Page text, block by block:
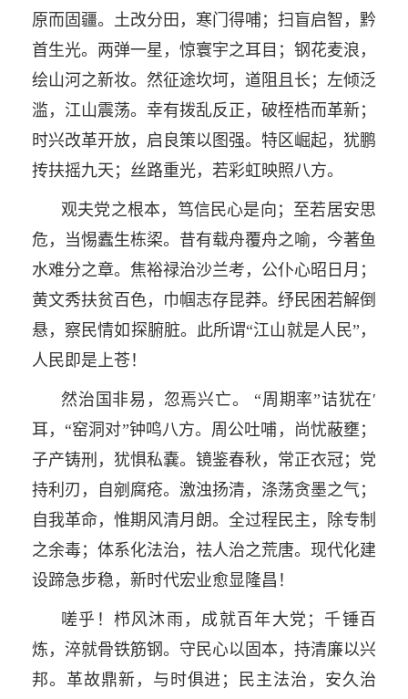
原而固疆。土改分田，寒门得哺；扫盲启智，黔
首生光。两弹一星，惊寰宇之耳目；钢花麦浪，
绘山河之新妆。然征途坎坷，道阻且长；左倾泛
滥，江山震荡。幸有拨乱反正，破桎梏而革新；
时兴改革开放，启良策以图强。特区崛起，犹鹏
抟扶摇九天；丝路重光，若彩虹映照八方。
观夫党之根本，笃信民心是向；至若居安思
危，当惕蠹生栋鿄。昔有载舟覆舟之喻，今著鱼
水难分之章。焦裕禄治沙兰考，公仆心昭日月；
黄文秀扶贫百色，巾帼志存昆莽。纾民困若解倒
悬，察民情如探腑脏。此所谓“江山就是人民”，
人民即是上苍！
然治国非易，忽焉兴亡。 “周期率”诘犹在′
耳，“窑洞对”钟鸣八方。周公吐哺，尚忧蔽壅；
子产铸刑，犹惧私嚢。镜鉴春秋，常正衣冠；党
持利刃，自剜腐疮。激浊扬清，涤荡贪墨之气；
自我革命，惟期风清月朗。全过程民主，除专制
之余毒；体系化法治，祛人治之荒唐。现代化建
设蹄急步稳，新时代宏业愈显隆昌！
嗟乎！栉风沐雨，成就百年大党；千锤百
炼，淬就骨铁筋钢。守民心以固本，持清廉以兴
邦。革故鼎新，与时俱进；民主法治，安久治